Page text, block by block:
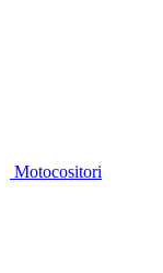
Motocositori